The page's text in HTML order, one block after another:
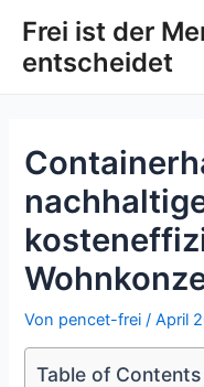
Inhalt
springen
Frei ist der
entscheidet
Von pencet-frei/April
Table of Contents
navigation